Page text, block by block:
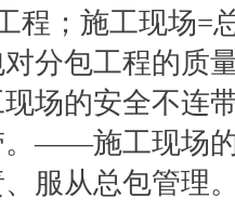
程；施工现场=
分包工程的质
场的安全不连
。——施工现场
服从总包管理